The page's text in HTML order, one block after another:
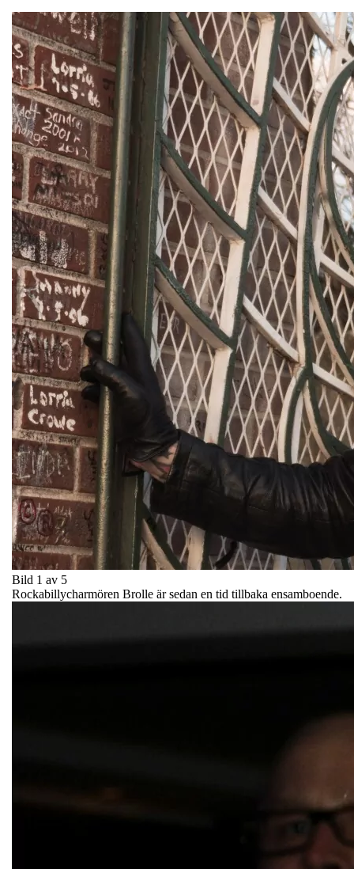
Bild 1 av 5
Rockabillycharmören Brolle är sedan en tid tillbaka ensamboende.